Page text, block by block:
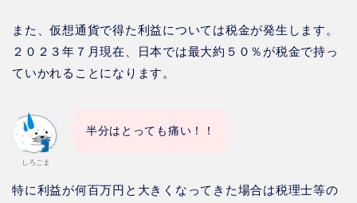
また、仮想通貨で得た利益については税金が発生します。
２０２３年７月現在、日本では最大約５０％が税金で持っ
ていかれることになります。
しろごま
半分はとっても痛い！！
特に利益が何百万円と大きくなってきた場合は税理士等の